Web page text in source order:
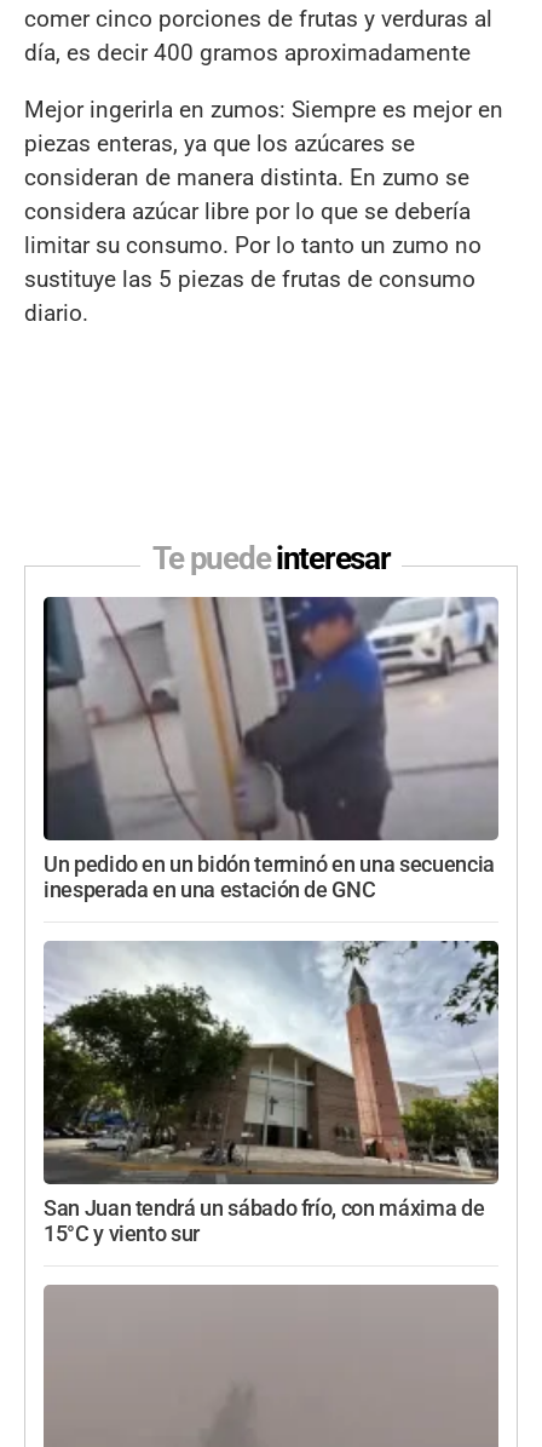
comer cinco porciones de frutas y verduras al
día, es decir 400 gramos aproximadamente
Mejor ingerirla en zumos: Siempre es mejor en
piezas enteras, ya que los azúcares se
consideran de manera distinta. En zumo se
considera azúcar libre por lo que se debería
limitar su consumo. Por lo tanto un zumo no
sustituye las 5 piezas de frutas de consumo
diario.
Te puedeinteresar
Un pedido en un bidón terminó en una secuencia
inesperada en una estación de GNC
San Juan tendrá un sábado frío, con máxima de
15°C y viento sur